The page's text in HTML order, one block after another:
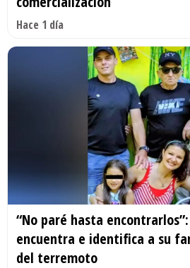
Hace 1 día
“No paré hasta
encuentra e identifica a su
del terremoto